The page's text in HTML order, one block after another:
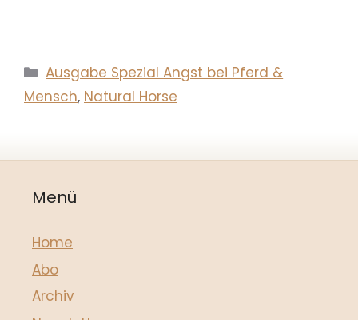
Kategorien
Ausgabe Spezial Angst bei Pferd &
Mensch, Natural Horse
Menü
Home
Abo
Archiv